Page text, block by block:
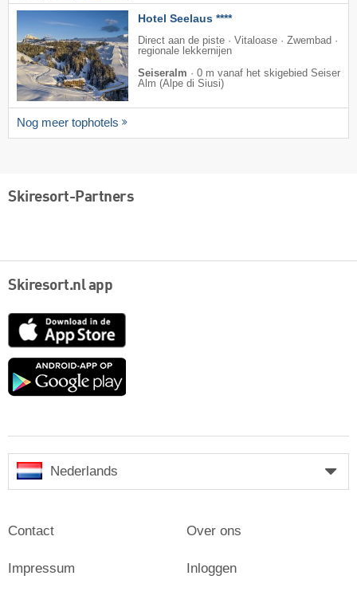
Hotel Seelaus ****
Direct aan de piste · Vitaloase · Zwembad ·
regionale lekkernijen
Seiseralm · 0 m vanaf het skigebied Seiser
Alm (Alpe di Siusi)
Nog meer tophotels
Skiresort-Partners
Skiresort.nl app
App
Google
Nederlands
Contact
Impressum
Over ons
Inloggen